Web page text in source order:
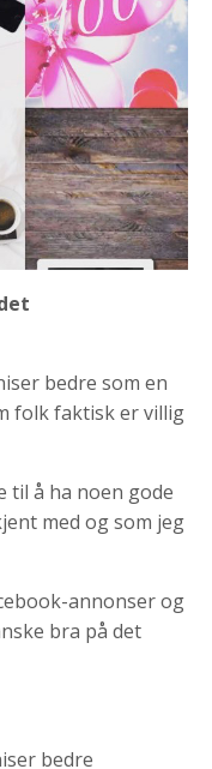
bedre som en
folk faktisk er villig
til å ha noen gode
med og som jeg
annonser og
bra på det
bedre